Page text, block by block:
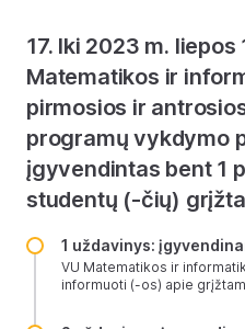
17. Iki 2023 m. liepos
Matematikos ir
pirmosios ir
programų vykdymo
įgyvendintas bent 1
studentų (-čių)
1 uždavinys:
VU Matematikos ir
informuoti (-os) apie